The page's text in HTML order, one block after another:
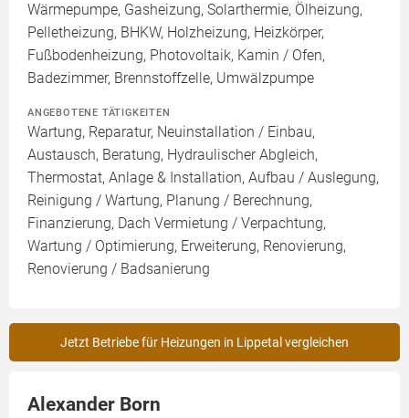
Wärmepumpe, Gasheizung, Solarthermie, Ölheizung,
Pelletheizung, BHKW, Holzheizung, Heizkörper,
Fußbodenheizung, Photovoltaik, Kamin / Ofen,
Badezimmer, Brennstoffzelle, Umwälzpumpe
ANGEBOTENE TÄTIGKEITEN
Wartung, Reparatur, Neuinstallation / Einbau,
Austausch, Beratung, Hydraulischer Abgleich,
Thermostat, Anlage & Installation, Aufbau / Auslegung,
Reinigung / Wartung, Planung / Berechnung,
Finanzierung, Dach Vermietung / Verpachtung,
Wartung / Optimierung, Erweiterung, Renovierung,
Renovierung / Badsanierung
Jetzt Betriebe für Heizungen in Lippetal vergleichen
Alexander Born